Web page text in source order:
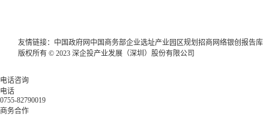
友情链接： 中国政府网 中国商务部企业选址产业园区规划 招商网络银创报告库
版权所有 © 2023 深企投产业发展（深圳）股份有限公司
电话咨询
电话
0755-82790019
商务合作